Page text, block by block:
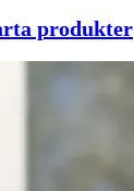
produkter